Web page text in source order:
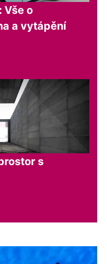
Vše o
a vytápění
s